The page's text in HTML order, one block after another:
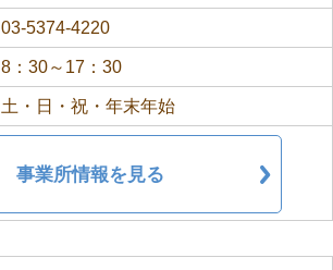
03-5374-4220
8：30～17：30
土・日・祝・年末年始
事業所情報を見る